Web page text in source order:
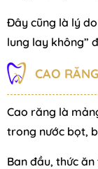
Đây cũng là lý
lung lay không”
CAO
Cao răng là
trong nước bọt,
Ban đầu, thức